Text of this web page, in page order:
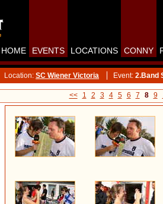
HOME EVENTS LOCATIONS CONNY
Location: SC Wiener Victoria Event: 2.Band
<< 1 2 3 4 5 6 7 8 9